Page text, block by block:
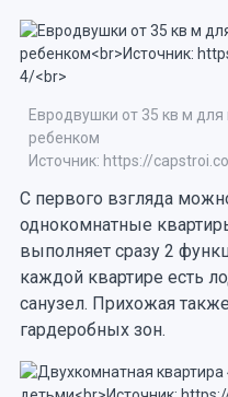
Евродвушки от 35 кв м
ребенком
Источник: https://
С первого взгляда
однокомнатные
выполняет сразу 2
каждой квартире есть
санузел. Прихожая
гардеробных зон.